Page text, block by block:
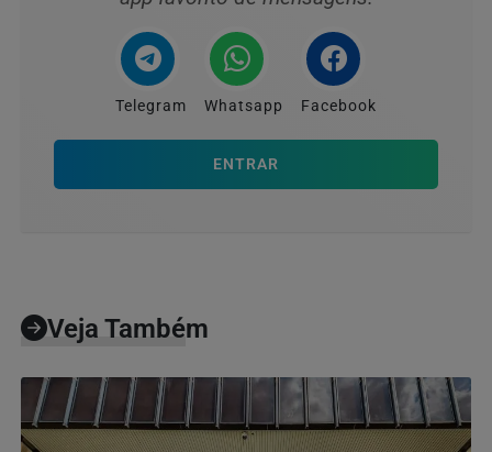
Telegram Whatsapp Facebook
ENTRAR
Veja Também